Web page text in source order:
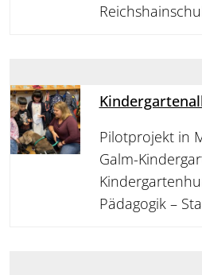
Pilotprojekt in
Galm-
Pädagogik –